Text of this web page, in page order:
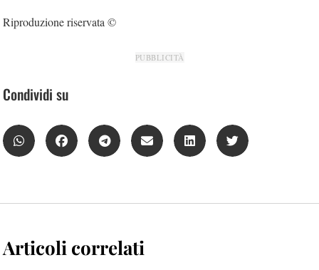
Riproduzione riservata ©
PUBBLICITÀ
Condividi su
Articoli correlati